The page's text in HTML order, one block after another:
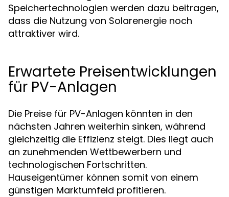
Speichertechnologien werden dazu beitragen,
dass die Nutzung von Solarenergie noch
attraktiver wird.
Erwartete Preisentwicklungen
für PV-Anlagen
Die Preise für PV-Anlagen könnten in den
nächsten Jahren weiterhin sinken, während
gleichzeitig die Effizienz steigt. Dies liegt auch
an zunehmenden Wettbewerbern und
technologischen Fortschritten.
Hauseigentümer können somit von einem
günstigen Marktumfeld profitieren.